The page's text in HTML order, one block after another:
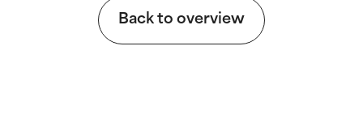
Back to overview